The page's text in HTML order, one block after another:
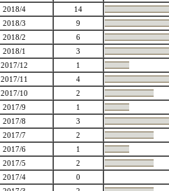
2018/4
14
2018/3
9
2018/2
6
2018/1
3
2017/12
1
2017/11
4
2017/10
2
2017/9
1
2017/8
3
2017/7
2
2017/6
1
2017/5
2
2017/4
0